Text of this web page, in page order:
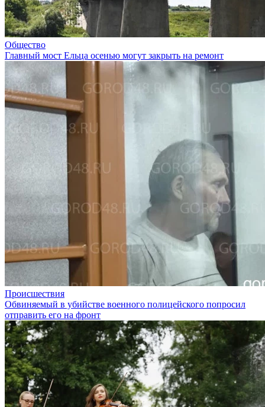
Общество
Главный мост Ельца осенью могут закрыть на ремонт
Происшествия
Обвиняемый в убийстве военного полицейского попросил
отправить его на фронт